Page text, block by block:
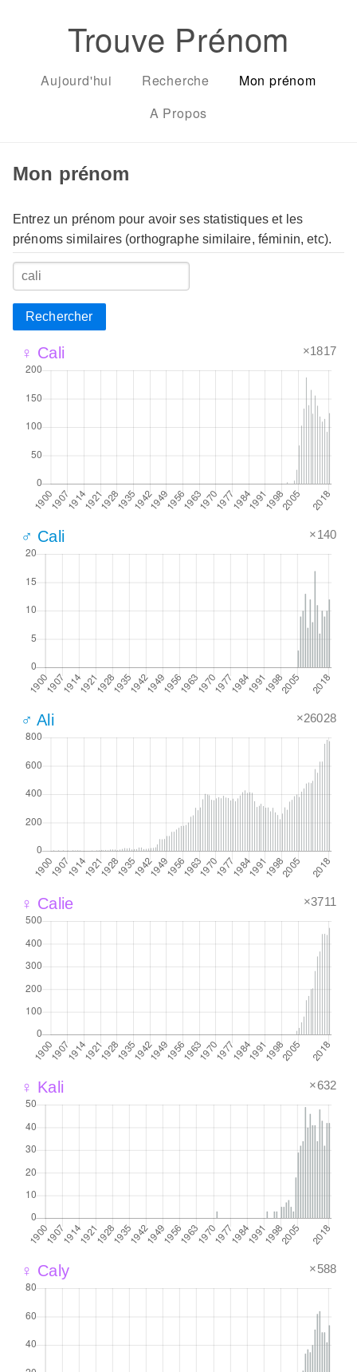
Trouve Prénom
Aujourd'hui Recherche
Mon prénom
A Propos
Mon prénom
Entrez un prénom pour avoir ses statistiques et les
prénoms similaires (orthographe similaire, féminin, etc).
Rechercher
♀ Cali ×1817
♂ Cali ×140
♂ Ali ×26028
♀ Calie ×3711
♀ Kali ×632
♀ Caly ×588